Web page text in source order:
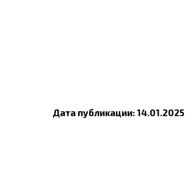
Дата публикации: 14.01.2025